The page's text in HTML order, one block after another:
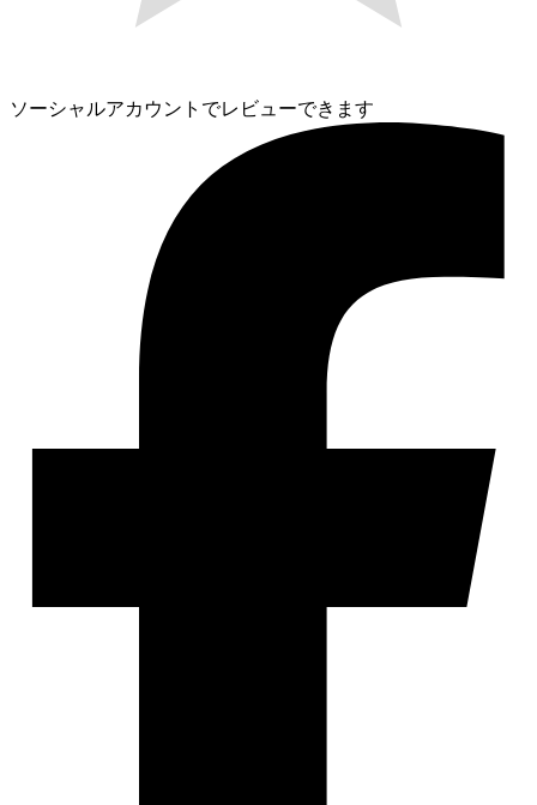
ソーシャルアカウントでレビューできます